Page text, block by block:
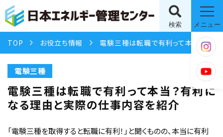
検索 メニュー
TOP お役立ち情報 電験三種は転職で有利って本当？有利になる理由と実際の仕事内容を紹介
電験三種
電験三種は転職で有利って本当？有利に
なる理由と実際の仕事内容を紹介
「電験三種を取得すると転職に有利！」と聞くものの、本当に有利